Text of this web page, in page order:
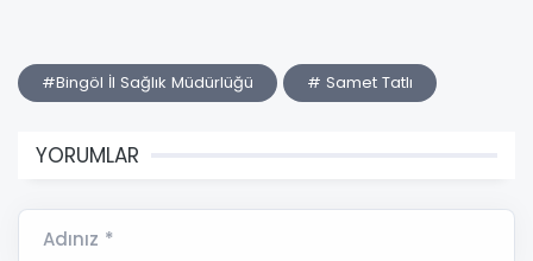
#Bingöl İl Sağlık Müdürlüğü # Samet Tatlı
YORUMLAR
Adınız *